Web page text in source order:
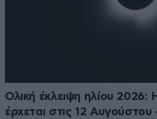
Ολική έκλειψη ηλίου 2026:
έρχεται στις 12 Αυγούστου